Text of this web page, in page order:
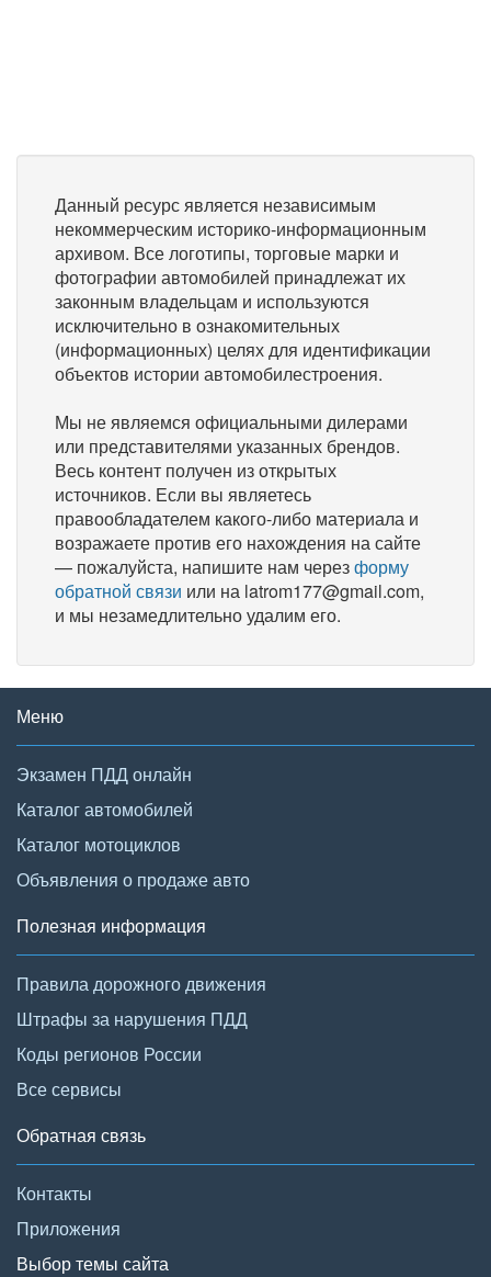
Данный ресурс является независимым
некоммерческим историко-информационным
архивом. Все логотипы, торговые марки и
фотографии автомобилей принадлежат их
законным владельцам и используются
исключительно в ознакомительных
(информационных) целях для идентификации
объектов истории автомобилестроения.
Мы не являемся официальными дилерами
или представителями указанных брендов.
Весь контент получен из открытых
источников. Если вы являетесь
правообладателем какого-либо материала и
возражаете против его нахождения на сайте
— пожалуйста, напишите нам черезформу
обратной связи или на latrom177@gmail.com,
и мы незамедлительно удалим его.
Меню
Экзамен ПДД онлайн
Каталог автомобилей
Каталог мотоциклов
Объявления о продаже авто
Полезная информация
Правила дорожного движения
Штрафы за нарушения ПДД
Коды регионов России
Все сервисы
Обратная связь
Контакты
Приложения
Выбор темы сайта